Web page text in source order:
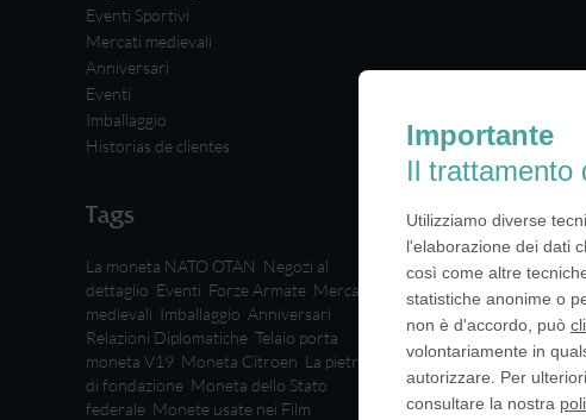
Eventi Sportivi
Mercati medievali
Anniversari
Eventi
Imballaggio
Historias de clientes
Tags
La moneta NATO OTAN Negozi al
dettaglio Eventi Forze Armate Mercati
medievali Imballaggio Anniversari
Relazioni Diplomatiche Telaio porta
moneta V19 Moneta Citroen La pietra
di fondazione Moneta dello Stato
federale Monete usate nei Film
Importante
Il trattamento
Utilizziamo diverse
l'elaborazione dei dati
così come altre
statistiche anonime o
non è d'accordo, può
volontariamente in
autorizzare. Per
consultare la nostra